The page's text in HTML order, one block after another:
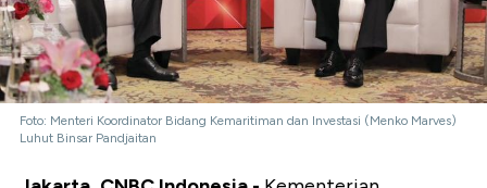
Foto: Menteri Koordinator Bidang Kemaritiman dan Investasi (Menko Marves)
Luhut Binsar Pandjaitan